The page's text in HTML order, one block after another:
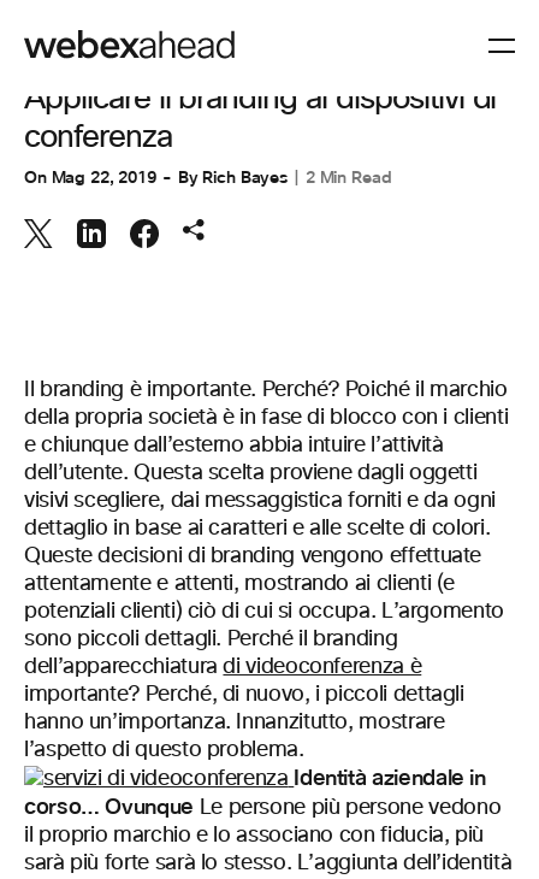
SPAZI DI LAVORO
Applicare il branding ai dispositivi di
conferenza
On Mag 22, 2019 ByRich Bayes 2 Min Read
Il branding è importante. Perché? Poiché il marchio
della propria società è in fase di blocco con i clienti
e chiunque dall’esterno abbia intuire l’attività
dell’utente. Questa scelta proviene dagli oggetti
visivi scegliere, dai messaggistica forniti e da ogni
dettaglio in base ai caratteri e alle scelte di colori.
Queste decisioni di branding vengono effettuate
attentamente e attenti, mostrando ai clienti (e
potenziali clienti) ciò di cui si occupa. L’argomento
sono piccoli dettagli. Perché il branding
dell’apparecchiaturadi videoconferenza è
importante? Perché, di nuovo, i piccoli dettagli
hanno un’importanza. Innanzitutto, mostrare
l’aspetto di questo problema.
Identità aziendale in
corso… Ovunque Le persone più persone vedono
il proprio marchio e lo associano con fiducia, più
sarà più forte sarà lo stesso. L’aggiunta dell’identità